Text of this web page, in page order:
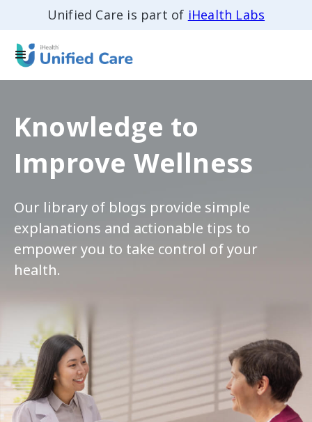
Unified Care is part of iHealth Labs
Knowledge to
Improve Wellness
Our library of blogs provide simple
explanations and actionable tips to
empower you to take control of your
health.